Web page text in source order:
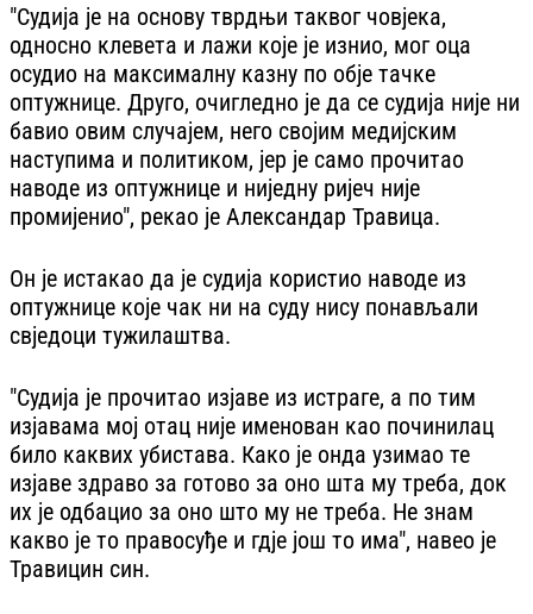
"Судија је на основу тврдњи таквог човјека,
односно клевета и лажи које је изнио, мог оца
осудио на максималну казну по обје тачке
оптужнице. Друго, очигледно је да се судија није ни
бавио овим случајем, него својим медијским
наступима и политиком, јер је само прочитао
наводе из оптужнице и ниједну ријеч није
промијенио", рекао је Александар Травица.
Он је истакао да је судија користио наводе из
оптужнице које чак ни на суду нису понављали
свједоци тужилаштва.
"Судија је прочитао изјаве из истраге, а по тим
изјавама мој отац није именован као починилац
било каквих убистава. Како је онда узимао те
изјаве здраво за готово за оно шта му треба, док
их је одбацио за оно што му не треба. Не знам
какво је то правосуђе и гдје још то има", навео је
Травицин син.